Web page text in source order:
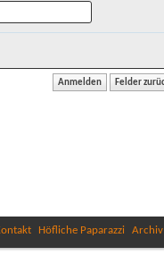
Höfliche Paparazzi Archiv